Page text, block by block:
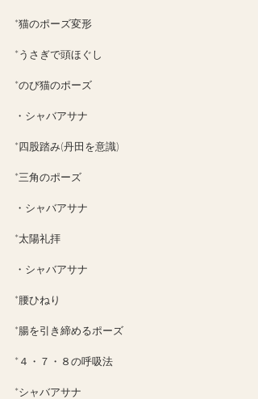
*猫のポーズ変形
*うさぎで頭ほぐし
*のび猫のポーズ
・シャバアサナ
*四股踏み(丹田を意識)
*三角のポーズ
・シャバアサナ
*太陽礼拝
・シャバアサナ
*腰ひねり
*腸を引き締めるポーズ
*４・７・８の呼吸法
*シャバアサナ